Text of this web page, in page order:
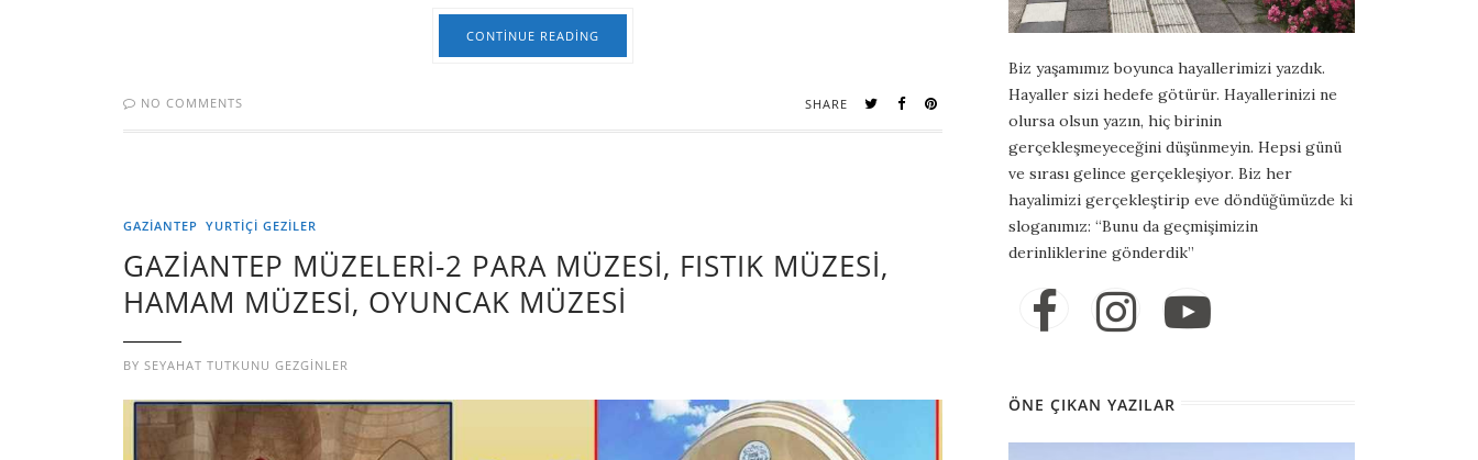
CONTINUE READING
NO COMMENTS SHARE
GAZIANTEP YURTIÇI GEZILER
GAZİANTEP MÜZELERİ-2 PARA MÜZESİ, FISTIK MÜZESİ,
HAMAM MÜZESİ, OYUNCAK MÜZESİ
BY SEYAHAT TUTKUNU GEZGINLER
Biz yaşamımız boyunca hayallerimizi yazdık.
Hayaller sizi hedefe götürür. Hayallerinizi ne
olursa olsun yazın, hiç birinin
gerçekleşmeyeceğini düşünmeyin. Hepsi günü
ve sırası gelince gerçekleşiyor. Biz her
hayalimizi gerçekleştirip eve döndüğümüzde ki
sloganımız: “Bunu da geçmişimizin
derinliklerine gönderdik”
ÖNE ÇIKAN YAZILAR